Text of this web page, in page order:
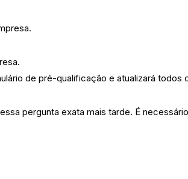
de pré-qualificação e atualizará
pergunta exata mais tarde. É